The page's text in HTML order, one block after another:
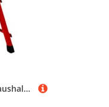
FewNvWa Klappleiter Haushaltsleiter Klapptritt Trittleiter Aus Robustem Eisen mit Sicherer Faltmechanik Und Leisen Fußkappen für Renovierung Und Reinigung 41